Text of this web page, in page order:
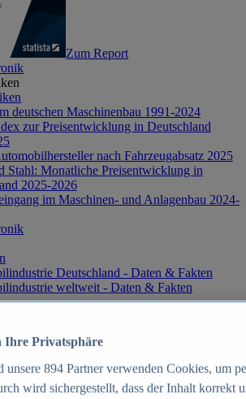
Zum Report
deutschen Maschinenbau 1991-2024
zur Preisentwicklung in Deutschland
nach Fahrzeugabsatz 2025
Stahl: Monatliche Preisentwicklung in
2025-2026
im Maschinen- und Anlagenbau 2024-
Deutschland - Daten & Fakten
weltweit - Daten & Fakten
Zum Report
Ihre Privatsphäre
unsere 894Partner verwenden Cookies, um
wird sichergestellt, dass der Inhalt korrekt